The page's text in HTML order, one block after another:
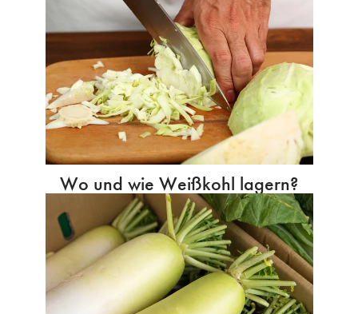
Wo und wie Weißkohl lagern?